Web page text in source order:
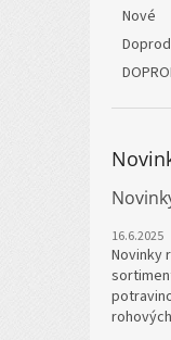
Nové
16.6.2025
Novinky